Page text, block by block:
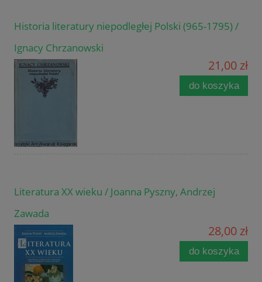
Historia literatury niepodległej Polski (965-1795) /
Ignacy Chrzanowski
21,00 zł
do koszyka
Literatura XX wieku / Joanna Pyszny, Andrzej
Zawada
28,00 zł
do koszyka